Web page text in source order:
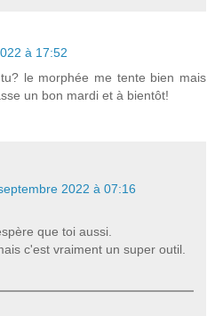
à 17:52
le morphée me tente bien mais
un bon mardi et à bientôt!
2022 à 07:16
que toi aussi.
c'est vraiment un super outil.